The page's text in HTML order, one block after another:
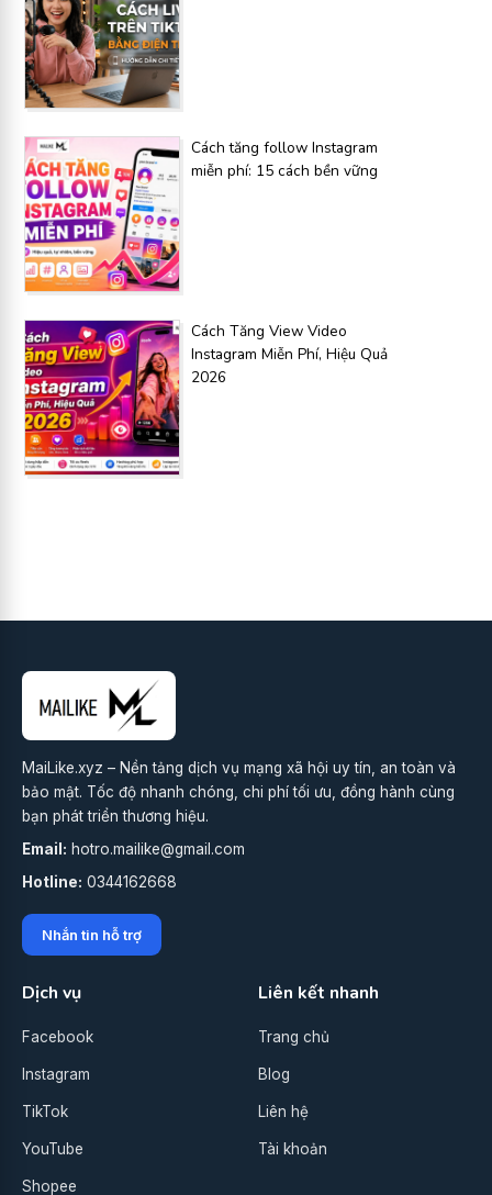
Cách tăng follow Instagram
miễn phí: 15 cách bền vững
Cách Tăng View Video
Instagram Miễn Phí, Hiệu Quả
2026
MaiLike.xyz – Nền tảng dịch vụ mạng xã hội uy tín, an toàn và
bảo mật. Tốc độ nhanh chóng, chi phí tối ưu, đồng hành cùng
bạn phát triển thương hiệu.
Email: hotro.mailike@gmail.com
Hotline: 0344162668
Nhắn tin hỗ trợ
Dịch vụ
Facebook
Instagram
TikTok
YouTube
Shopee
Liên kết nhanh
Trang chủ
Blog
Liên hệ
Tài khoản